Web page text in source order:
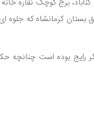
برج کوچک نقاره
کرمانشاه که جلوه
رایج بوده است چنانچه